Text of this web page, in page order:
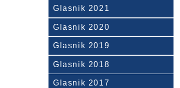
Glasnik 2021
Glasnik 2020
Glasnik 2019
Glasnik 2018
Glasnik 2017